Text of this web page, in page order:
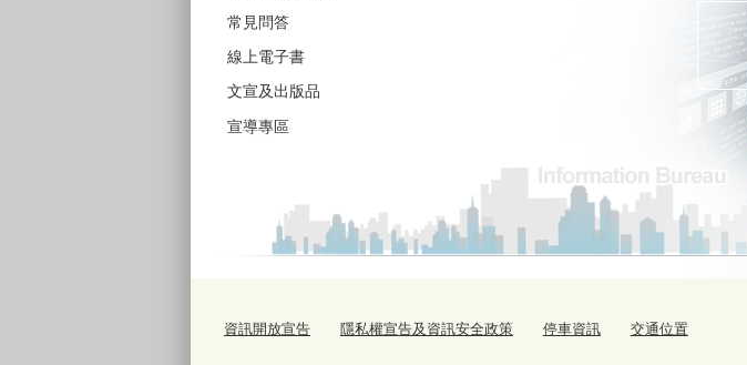
常見問答
線上電子書
文宣及出版品
宣導專區
資訊開放宣告 隱私權宣告及資訊安全政策 停車資訊 交通位置